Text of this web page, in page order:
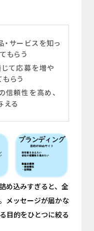
サービスを知っ
もらう
て応募を増や
もらう
信頼性を高め、
える
め込みすぎると、全
メッセージが届かな
目的をひとつに絞る